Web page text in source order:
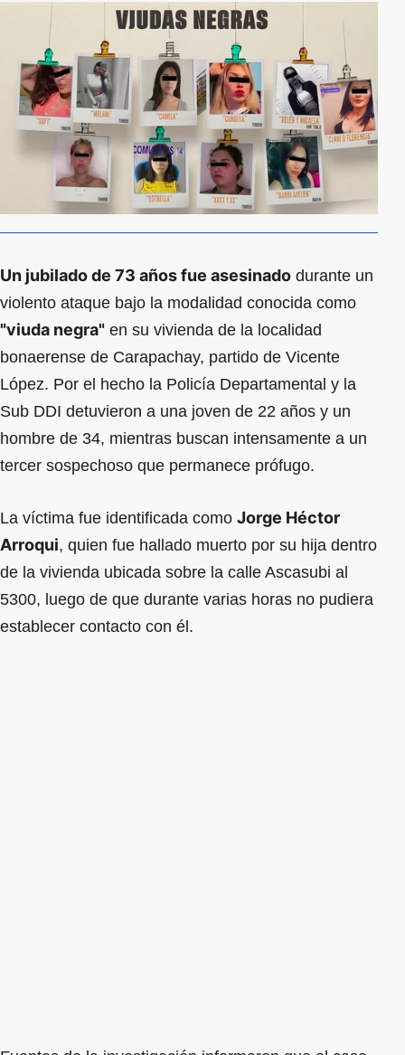
Un jubilado de 73 años fue asesinado durante un
violento ataque bajo la modalidad conocida como
"viuda negra" en su vivienda de la localidad
bonaerense de Carapachay, partido de Vicente
López. Por el hecho la Policía Departamental y la
Sub DDI detuvieron a una joven de 22 años y un
hombre de 34, mientras buscan intensamente a un
tercer sospechoso que permanece prófugo.
La víctima fue identificada como Jorge Héctor
Arroqui, quien fue hallado muerto por su hija dentro
de la vivienda ubicada sobre la calle Ascasubi al
5300, luego de que durante varias horas no pudiera
establecer contacto con él.